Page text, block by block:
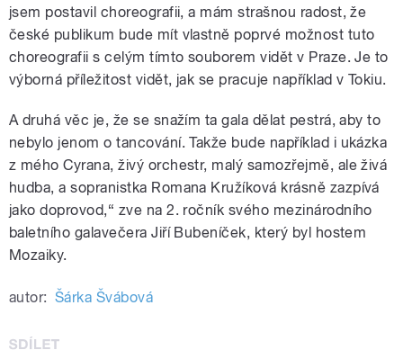
jsem postavil choreografii, a mám strašnou radost, že
české publikum bude mít vlastně poprvé možnost tuto
choreografii s celým tímto souborem vidět v Praze. Je to
výborná příležitost vidět, jak se pracuje například v Tokiu.
A druhá věc je, že se snažím ta gala dělat pestrá, aby to
nebylo jenom o tancování. Takže bude například i ukázka
z mého Cyrana, živý orchestr, malý samozřejmě, ale živá
hudba, a sopranistka Romana Kružíková krásně zazpívá
jako doprovod,“ zve na 2. ročník svého mezinárodního
baletního galavečera Jiří Bubeníček, který byl hostem
Mozaiky.
autor: Šárka Švábová